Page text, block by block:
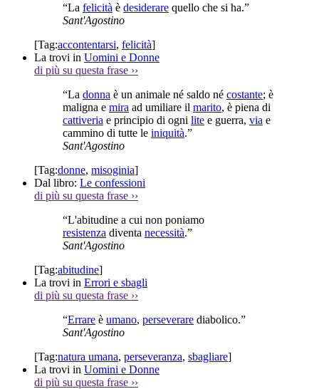
“La felicità è desiderare quello che si ha.”
Sant'Agostino
[Tag:accontentarsi, felicità]
La trovi in Uomini e Donne
di più su questa frase ››
“La donna è un animale né saldo né costante; è
maligna e mira ad umiliare il marito, è piena di
cattiveria e principio di ogni lite e guerra, via e
cammino di tutte le iniquità.”
Sant'Agostino
[Tag:donne, misoginia]
Dal libro: Le confessioni
di più su questa frase ››
“L'abitudine a cui non poniamo
resistenza diventa necessità.”
Sant'Agostino
[Tag:abitudine]
La trovi in Errori e sbagli
di più su questa frase ››
“Errare è umano, perseverare diabolico.”
Sant'Agostino
[Tag:natura umana, perseveranza, sbagliare]
La trovi in Uomini e Donne
di più su questa frase ››